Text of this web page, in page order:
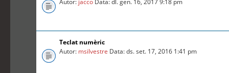
Autor: jacco Data: dl. gen. 16, 2017 9:18 pm
Teclat numèric
Autor: msilvestre Data: ds. set. 17, 2016 1:41 pm